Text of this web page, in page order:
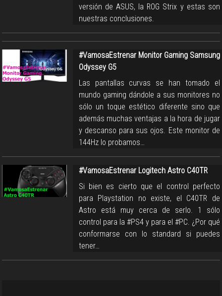
versión de ASUS, la ROG Strix y estas son
nuestras conclusiones.
#VamosaEstrenar Monitor Gaming Samsung
Odyssey G5
Las pantallas curvas se han tomado el
mundo gaming dándole a sus monitores no
sólo un toque estético diferente sino que
además muchas ventajas a la hora de jugar
y descanso para sus ojos. Este monitor de
144Hz lo probamos…
#VamosaEstrenar Logitech Astro C40TR
Si bien es cierto que el control perfecto
para Playstation no existe, el C40TR de
Astro está muy cerca de serlo. 1 sólo
control para la #PS4 y para el #PC. ¿Por qué
conformarse con lo standard si puedes
tener…